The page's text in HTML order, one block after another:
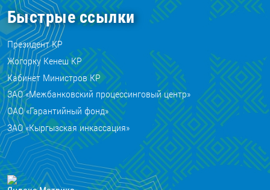
Быстрые ссылки
Президент КР
Жогорку Кенеш КР
Кабинет Министров КР
ЗАО «Межбанковский процессинговый центр»
ОАО «Гарантийный фонд»
ЗАО «Кыргызская инкассация»